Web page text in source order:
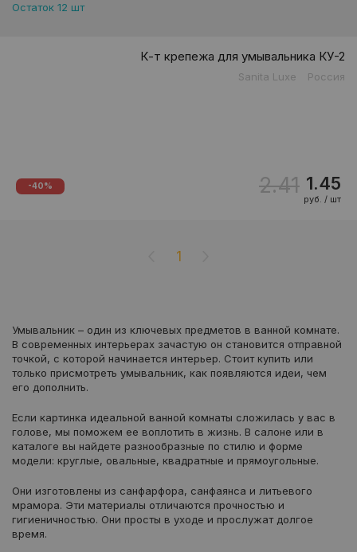
Остаток 12 шт
К-т крепежа для умывальника КУ-2
Sanita Luxe Россия
-40% 2.41 1.45
руб. / шт
1
Умывальник – один из ключевых предметов в ванной комнате.
В современных интерьерах зачастую он становится отправной
точкой, c которой начинается интерьер. Стоит купить или
только присмотреть умывальник, как появляются идеи, чем
его дополнить.
Если картинка идеальной ванной комнаты сложилась у вас в
голове, мы поможем ее воплотить в жизнь. В салоне или в
каталоге вы найдете разнообразные по стилю и форме
модели: круглые, овальные, квадратные и прямоугольные.
Они изготовлены из санфарфора, санфаянса и литьевого
мрамора. Эти материалы отличаются прочностью и
гигиеничностью. Они просты в уходе и прослужат долгое
время.